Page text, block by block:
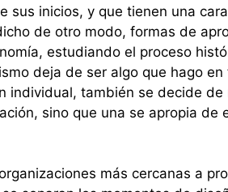
sus inicios, y que tienen una
de otro modo, formas de
estudiando el proceso
deja de ser algo que hago
individual, también se decide
sino que una se apropia
más cercanas a